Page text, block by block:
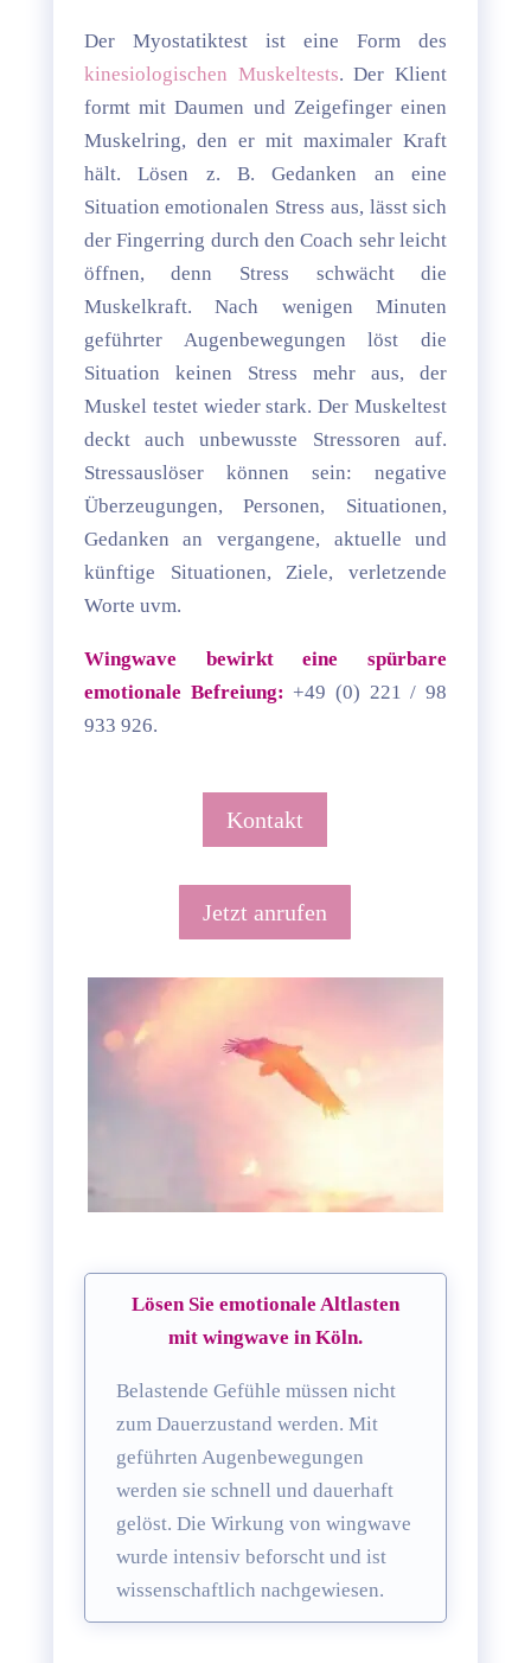
Der Myostatiktest ist eine Form des
kinesiologischen Muskeltests. Der Klient
formt mit Daumen und Zeigefinger einen
Muskelring, den er mit maximaler Kraft
hält. Lösen z. B. Gedanken an eine
Situation emotionalen Stress aus, lässt sich
der Fingerring durch den Coach sehr leicht
öffnen, denn Stress schwächt die
Muskelkraft. Nach wenigen Minuten
geführter Augenbewegungen löst die
Situation keinen Stress mehr aus, der
Muskel testet wieder stark. Der Muskeltest
deckt auch unbewusste Stressoren auf.
Stressauslöser können sein: negative
Überzeugungen, Personen, Situationen,
Gedanken an vergangene, aktuelle und
künftige Situationen, Ziele, verletzende
Worte uvm.
Wingwave bewirkt eine spürbare
emotionale Befreiung: +49 (0) 221 / 98
933 926.
Kontakt
Jetzt anrufen
Lösen Sie emotionale Altlasten
mit wingwave in Köln.
Belastende Gefühle müssen nicht
zum Dauerzustand werden. Mit
geführten Augenbewegungen
werden sie schnell und dauerhaft
gelöst. Die Wirkung von wingwave
wurde intensiv beforscht und ist
wissenschaftlich nachgewiesen.